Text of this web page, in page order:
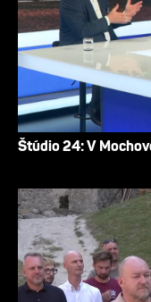
Štúdio 24: V